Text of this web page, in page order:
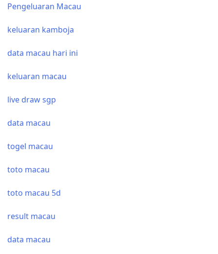
Pengeluaran Macau
keluaran kamboja
data macau hari ini
keluaran macau
live draw sgp
data macau
togel macau
toto macau
toto macau 5d
result macau
data macau